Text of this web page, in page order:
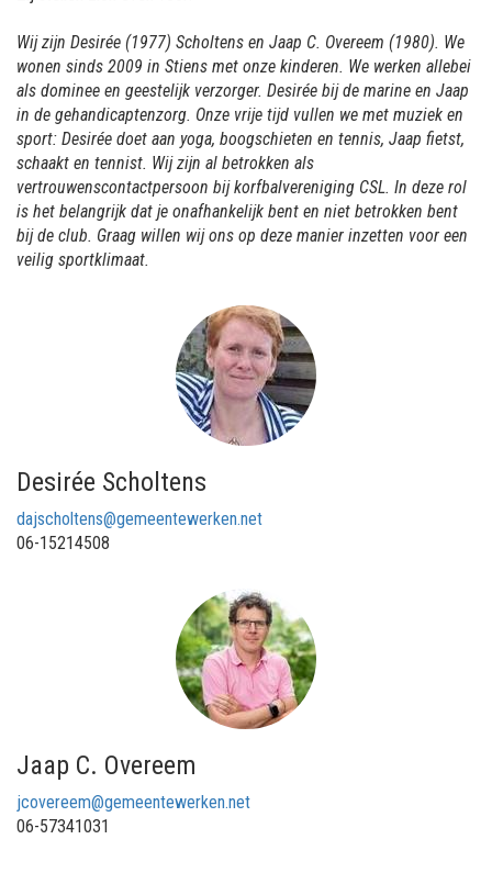
Wij zijn Desirée (1977) Scholtens en Jaap C. Overeem (1980). We
wonen sinds 2009 in Stiens met onze kinderen. We werken allebei
als dominee en geestelijk verzorger. Desirée bij de marine en Jaap
in de gehandicaptenzorg. Onze vrije tijd vullen we met muziek en
sport: Desirée doet aan yoga, boogschieten en tennis, Jaap fietst,
schaakt en tennist. Wij zijn al betrokken als
vertrouwenscontactpersoon bij korfbalvereniging CSL. In deze rol
is het belangrijk dat je onafhankelijk bent en niet betrokken bent
bij de club. Graag willen wij ons op deze manier inzetten voor een
veilig sportklimaat.
Desirée Scholtens
dajscholtens@gemeentewerken.net
06-15214508
Jaap C. Overeem
jcovereem@gemeentewerken.net
06-57341031